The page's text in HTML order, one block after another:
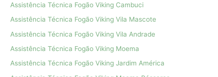
Assistência Técnica Fogão Viking Cambuci
Assistência Técnica Fogão Viking Vila Mascote
Assistência Técnica Fogão Viking Vila Andrade
Assistência Técnica Fogão Viking Moema
Assistência Técnica Fogão Viking Jardim América